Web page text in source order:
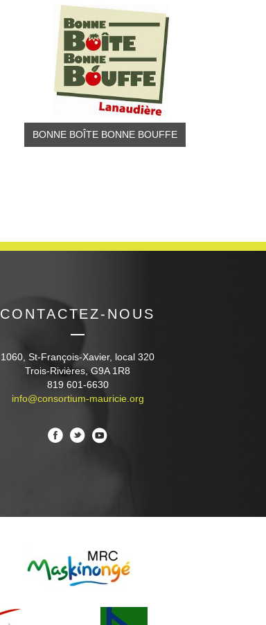
BONNE BOÎTE BONNE BOUFFE
CONTACTEZ-NOUS
1060, St-François-Xavier, local 320
Trois-Rivières, G9A 1R8
819 601-6630
info@consortium-mauricie.org